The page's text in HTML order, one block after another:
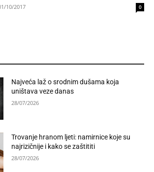
10/2017 0
Najveća laž o srodnim dušama koja
uništava veze danas
28/07/2026
Trovanje hranom ljeti: namirnice koje su
najrizičnije i kako se zaštititi
28/07/2026